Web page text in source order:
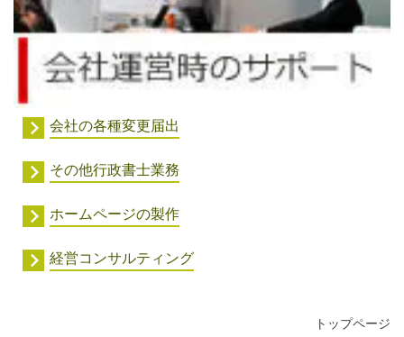
会社の各種変更届出
その他行政書士業務
ホームページの製作
経営コンサルティング
トップページ